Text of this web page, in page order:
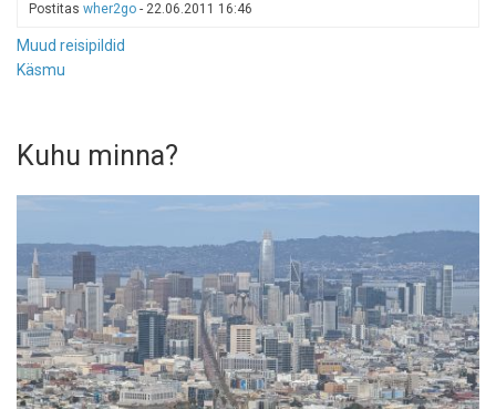
Postitas wher2go - 22.06.2011 16:46
Muud reisipildid
Käsmu
Kuhu minna?